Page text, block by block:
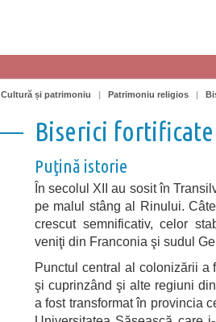
Cultură și patrimoniu | Patrimoniu religios |
Biserici fortificate
Puţină istorie
În secolul XII au sosit în
pe malul stâng al Rinului.
crescut semnificativ, celor
veniţi din Franconia şi sudul
Punctul central al colonizării a
şi cuprinzând şi alte regiuni
a fost transformat în provincia